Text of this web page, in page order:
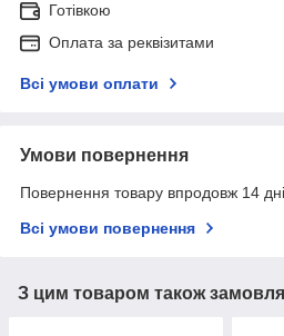
Готівкою
Оплата за реквізитами
Всі умови оплати
Умови повернення
Повернення товару впродовж 14
Всі умови повернення
З цим товаром також